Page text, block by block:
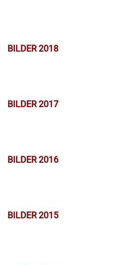
BILDER 2018
BILDER 2017
BILDER 2016
BILDER 2015